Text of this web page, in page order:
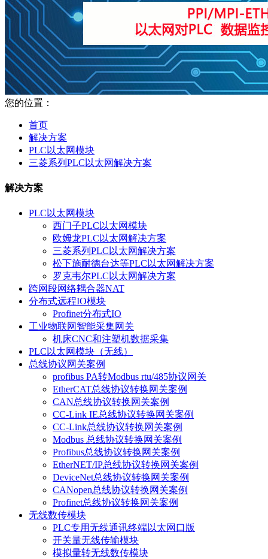
您的位置：
首页
解决方案
PLC以太网模块
三菱系列PLC以太网解决方案
解决方案
PLC以太网模块
西门子PLC以太网模块
欧姆龙PLC以太网解决方案
三菱系列PLC以太网解决方案
松下施耐德台达等PLC以太网解决方案
罗克韦尔PLC以太网解决方案
跨网段网络耦合器NAT
分布式远程IO模块
Profinet分布式IO
工业物联网智能采集网关
机床CNC和注塑机数据采集
PLC以太网模块（无线）
总线协议网关案例
profibus PA转Modbus rtu/485协议网关
EtherCAT总线协议转换网关案例
CAN总线协议转换网关案例
CC-Link IE总线协议转换网关案例
CC-Link总线协议转换网关案例
Modbus 总线协议转换网关案例
Profibus总线协议转换网关案例
EtherNET/IP总线协议转换网关案例
DeviceNet总线协议转换网关案例
CANopen总线协议转换网关案例
Profinet总线协议转换网关案例
无线数传模块
PLC专用无线通讯终端以太网口版
开关量无线传输模块
模拟量转无线数传模块